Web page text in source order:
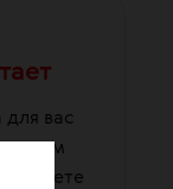
вас
можете